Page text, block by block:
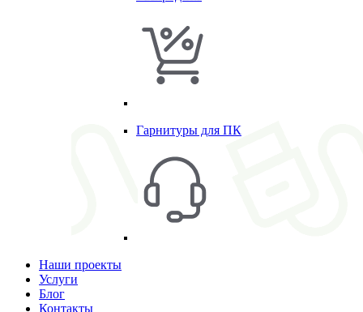
Гарнитуры для ПК
Наши проекты
Услуги
Блог
Контакты